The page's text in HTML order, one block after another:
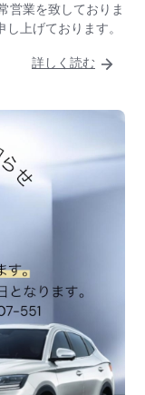
営業を致しておりま
上げております。
詳しく読む